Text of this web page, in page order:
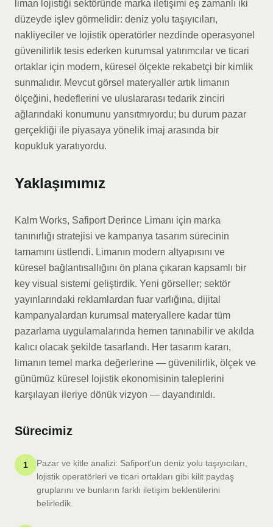
liman lojistiği sektöründe marka iletişimi eş zamanlı iki
düzeyde işlev görmelidir: deniz yolu taşıyıcıları,
nakliyeciler ve lojistik operatörler nezdinde operasyonel
güvenilirlik tesis ederken kurumsal yatırımcılar ve ticari
ortaklar için modern, küresel ölçekte rekabetçi bir kimlik
sunmalıdır. Mevcut görsel materyaller artık limanın
ölçeğini, hedeflerini ve uluslararası tedarik zinciri
ağlarındaki konumunu yansıtmıyordu; bu durum pazar
gerçekliği ile piyasaya yönelik imaj arasında bir
kopukluk yaratıyordu.
Yaklaşımımız
Kalm Works, Safiport Derince Limanı için marka
tanınırlığı stratejisi ve kampanya tasarım sürecinin
tamamını üstlendi. Limanın modern altyapısını ve
küresel bağlantısallığını ön plana çıkaran kapsamlı bir
key visual sistemi geliştirdik. Yeni görseller; sektör
yayınlarındaki reklamlardan fuar varlığına, dijital
kampanyalardan kurumsal materyallere kadar tüm
pazarlama uygulamalarında hemen tanınabilir ve akılda
kalıcı olacak şekilde tasarlandı. Her tasarım kararı,
limanın temel marka değerlerine — güvenilirlik, ölçek ve
günümüz küresel lojistik ekonomisinin taleplerini
karşılayan ileriye dönük vizyon — dayandırıldı.
Sürecimiz
1
Pazar ve kitle analizi: Safiport'un deniz yolu taşıyıcıları,
lojistik operatörleri ve ticari ortakları gibi kilit paydaş
gruplarını ve bunların farklı iletişim beklentilerini
belirledik.